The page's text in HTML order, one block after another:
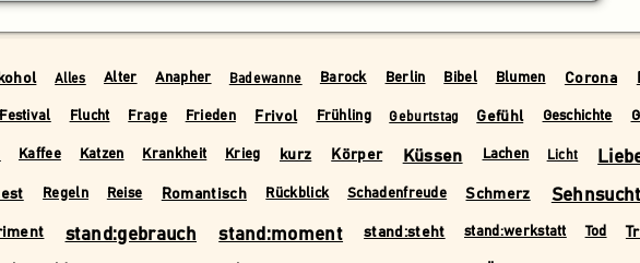
Alles Alter Anapher Badewanne Barock Berlin Bibel Blumen Corona
Festival Flucht Frage Frieden Frivol Frühling Geburtstag Gefühl Geschichte
Kaffee Katzen Krankheit Krieg kurz Körper Küssen Lachen Licht
Regeln Reise Romantisch Rückblick Schadenfreude Schmerz Sehnsucht
stand:gebrauch stand:moment stand:steht stand:werkstatt Tod